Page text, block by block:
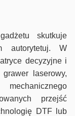
skutkuje
autorytetuj. W
decyzyjne i
laserowy,
przejść
DTF lub